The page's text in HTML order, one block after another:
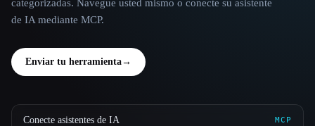
categorizadas. Navegue usted mismo o conecte su asistente
de IA mediante MCP.
Enviar tu herramienta→
Conecte asistentes de IA MCP